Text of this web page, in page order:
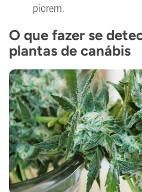
piorem.
O que fazer se
plantas de canábis